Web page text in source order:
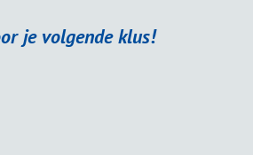
je volgende klus!